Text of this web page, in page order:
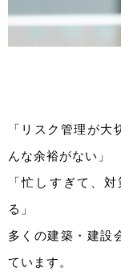
「リスク管理が
んな余裕がない」
「忙しすぎて、
る」
多くの建築・建設
ています。